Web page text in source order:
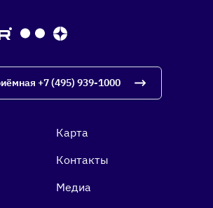
+7 (495) 939-1000
Карта
Контакты
Медиа